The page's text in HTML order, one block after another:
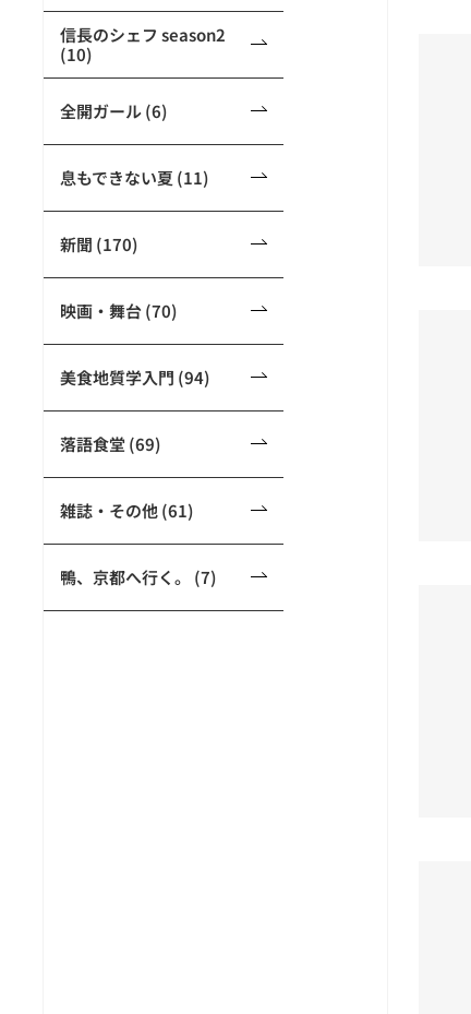
信長のシェフ season2
(10)
全開ガール (6)
息もできない夏 (11)
新聞 (170)
映画・舞台 (70)
美食地質学入門 (94)
落語食堂 (69)
雑誌・その他 (61)
鴨、京都へ行く。 (7)